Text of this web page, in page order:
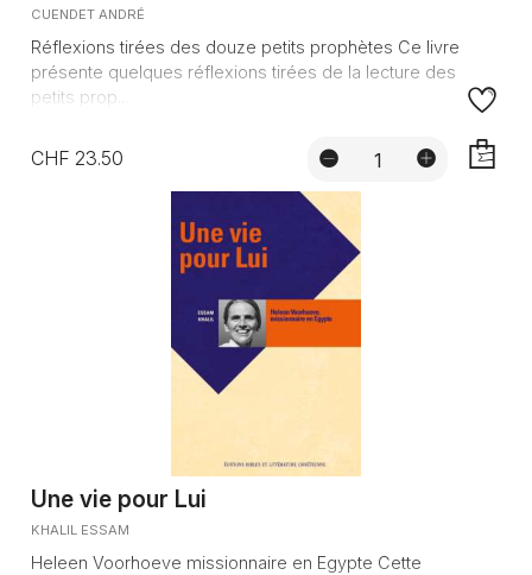
CUENDET ANDRÉ
Réflexions tirées des douze petits prophètes Ce livre
présente quelques réflexions tirées de la lecture des
petits prop...
CHF 23.50
Une vie pour Lui
KHALIL ESSAM
Heleen Voorhoeve missionnaire en Egypte Cette